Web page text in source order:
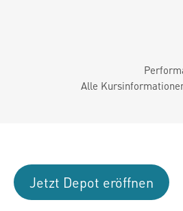
Alle
Jetzt Depot eröffnen